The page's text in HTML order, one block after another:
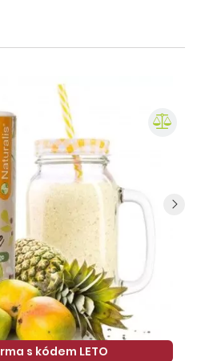
s kódem LETO